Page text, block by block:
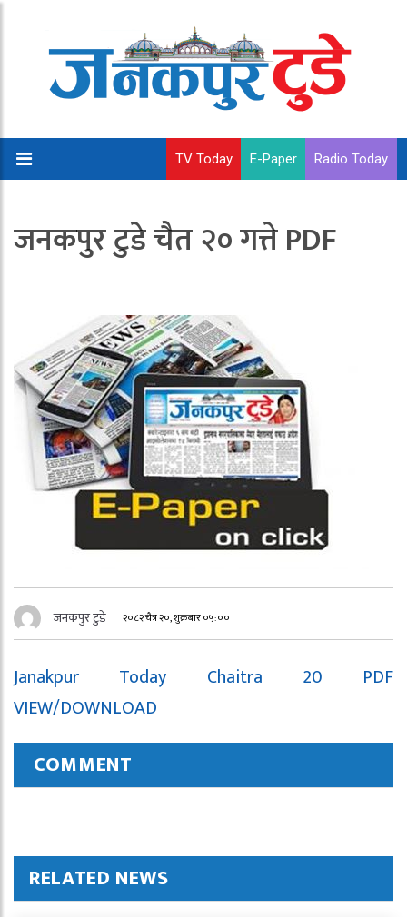
TV Today E-Paper Radio Today
जनकपुर टुडे चैत २० गत्ते PDF
जनकपुर टुडे २०८२ चैत्र २०, शुक्रबार ०५:००
Janakpur Today Chaitra 20 PDF
VIEW/DOWNLOAD
COMMENT
RELATED NEWS